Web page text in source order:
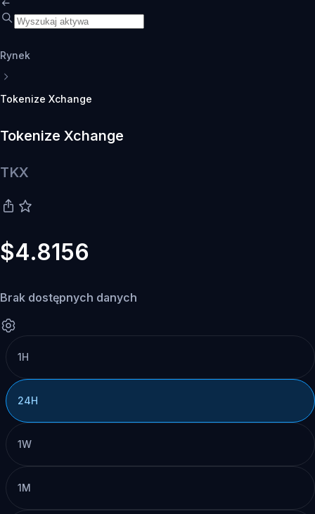
Rynek
Tokenize Xchange
Tokenize Xchange
TKX
$4.8156
Brak dostępnych danych
1H
24H
1W
1M